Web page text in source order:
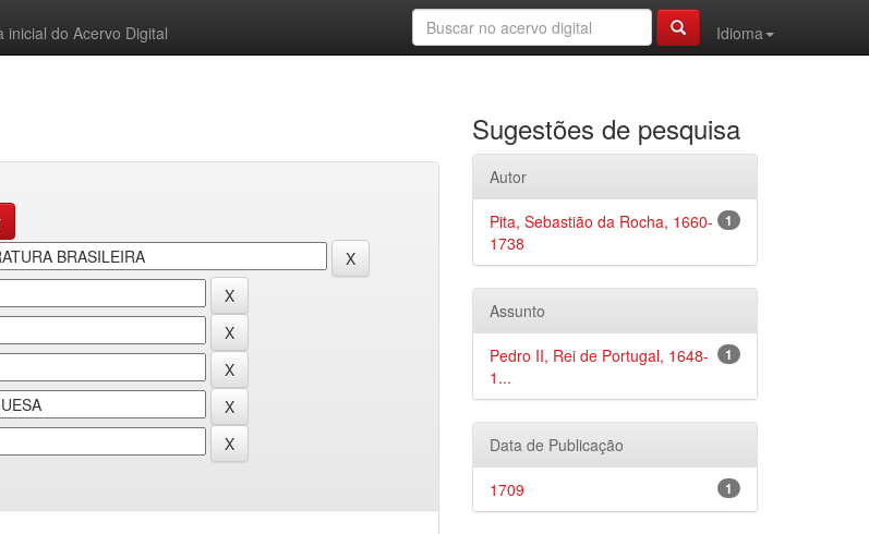
inicial do Acervo Digital
Idioma
Sugestões de pesquisa
Autor
1
Pita, Sebastião da Rocha, 1660-
1738
Assunto
1
Pedro II, Rei de Portugal, 1648-
1...
Data de Publicação
1
1709